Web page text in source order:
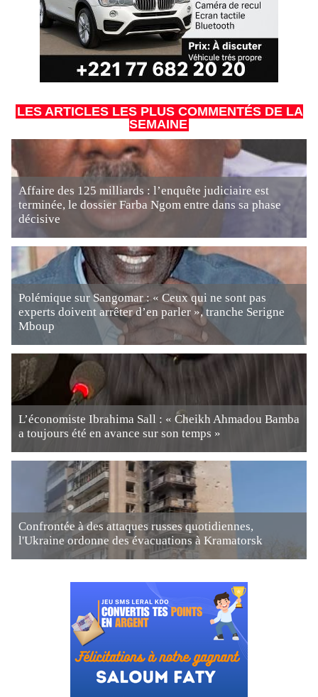
LES ARTICLES LES PLUS COMMENTÉS DE LA
SEMAINE
Affaire des 125 milliards : l’enquête judiciaire est
terminée, le dossier Farba Ngom entre dans sa phase
décisive
Polémique sur Sangomar : « Ceux qui ne sont pas
experts doivent arrêter d’en parler », tranche Serigne
Mboup
L’économiste Ibrahima Sall : « Cheikh Ahmadou Bamba
a toujours été en avance sur son temps »
Confrontée à des attaques russes quotidiennes,
l'Ukraine ordonne des évacuations à Kramatorsk